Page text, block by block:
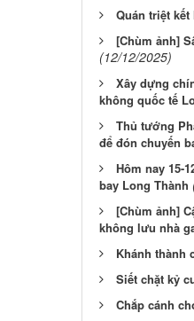
Quán triệt
[Chùm ảnh]
(12/12/2025)
Xây dựng
không quốc tế
Thủ tướng
để đón chuyến
Hôm nay 15-
bay Long Thành
[Chùm ảnh]
không lưu nhà
Khánh thành
Siết chặt kỷ
Chắp cánh